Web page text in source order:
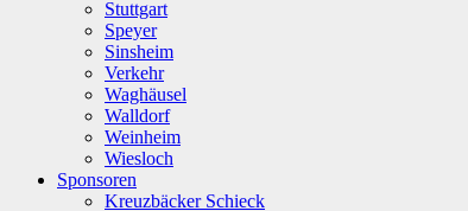
Stuttgart
Speyer
Sinsheim
Verkehr
Waghäusel
Walldorf
Weinheim
Wiesloch
Sponsoren
Kreuzbäcker Schieck